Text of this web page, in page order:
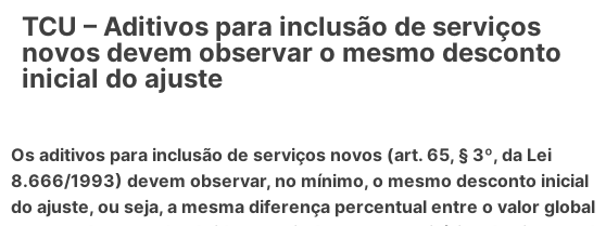
TCU – Aditivos para inclusão de serviços
novos devem observar o mesmo desconto
inicial do ajuste
Os aditivos para inclusão de serviços novos (art. 65, § 3º, da Lei
8.666/1993) devem observar, no mínimo, o mesmo desconto inicial
do ajuste, ou seja, a mesma diferença percentual entre o valor global